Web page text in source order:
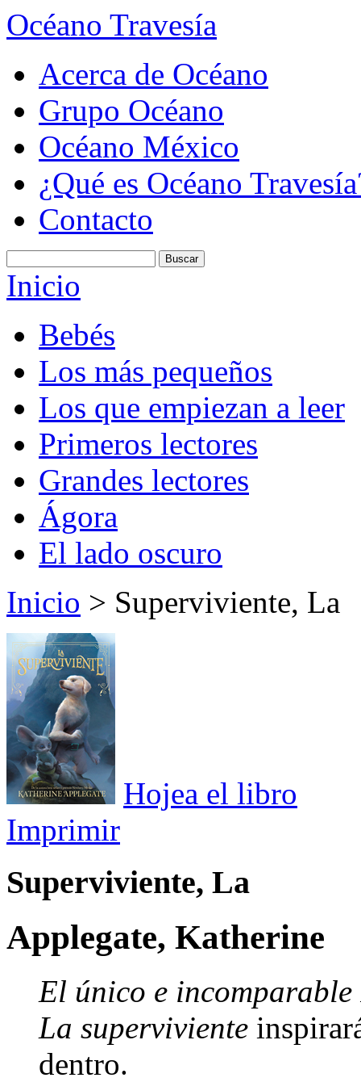
Océano Travesía
Acerca de Océano
Grupo Océano
Océano México
¿Qué es Océano
Contacto
Inicio
Bebés
Los más pequeños
Los que empiezan a leer
Primeros lectores
Grandes lectores
Ágora
El lado oscuro
Inicio > Superviviente, La
Hojea el libro
Imprimir
Superviviente, La
Applegate, Katherine
El único e incomparable
La superviviente
dentro.